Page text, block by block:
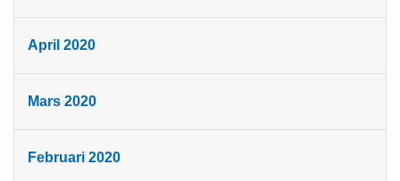
April 2020
Mars 2020
Februari 2020